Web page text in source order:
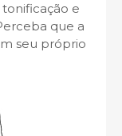
e
que a
seu próprio